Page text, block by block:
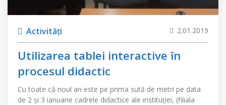
Activități 2.01.2019
Utilizarea tablei interactive în
procesul didactic
Cu toate că noul an este pe prima sută de metri pe data
de 2 și 3 ianuarie cadrele didactice ale instituției, (filiala